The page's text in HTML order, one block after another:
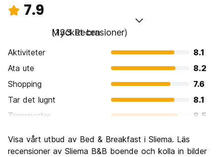
7.9
Mycket bra
(133 Recensioner)
Aktiviteter
8.1
Ata ute
8.2
Shopping
7.6
Tar det lugnt
8.1
Transporter
8.5
Kultur
7.2
Visa vårt utbud av Bed & Breakfast i Sliema. Läs
recensioner av Sliema B&B boende och kolla in bilder